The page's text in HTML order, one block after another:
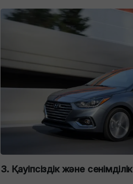
3. Қауіпсіздік және сенімділік